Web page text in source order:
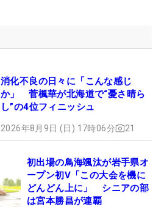
消化不良の日々に「こんな感じ
か」 菅楓華が北海道で“憂さ晴ら
し”の4位フィニッシュ
2026年8月9日 (日) 17時06分 21
初出場の鳥海颯汰が岩手県オ
ープン初V「この大会を機に
どんどん上に」 シニアの部
は宮本勝昌が連覇